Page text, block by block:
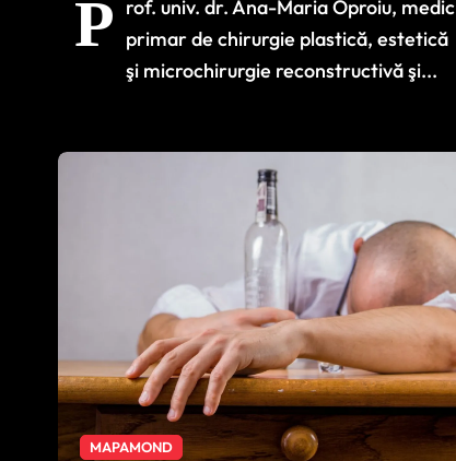
persoanele
vârstnice? Un medic
P rof. univ. dr. Ana-Maria Oproiu, medic
primar de chirurgie plastică, estetică
şi microchirurgie reconstructivă şi...
MAPAMOND